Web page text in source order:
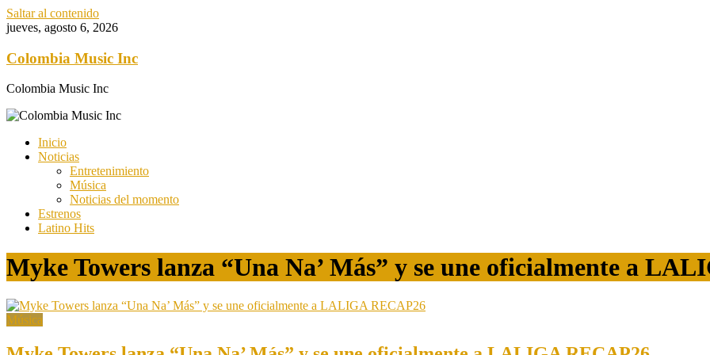
Saltar al contenido
jueves, agosto 6, 2026
Colombia Music Inc
Colombia Music Inc
Inicio
Noticias
Entretenimiento
Música
Noticias del momento
Estrenos
Latino Hits
Myke Towers lanza “Una Na’ Más” y se une oficialmente a
Música